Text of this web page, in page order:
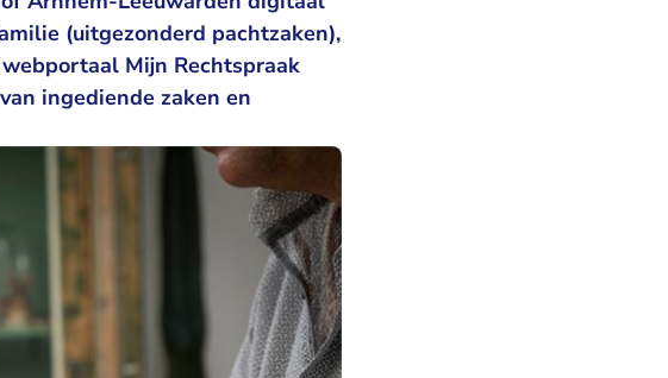
(uitgezonderd pachtzaken),
Mijn Rechtspraak
ingediende zaken en